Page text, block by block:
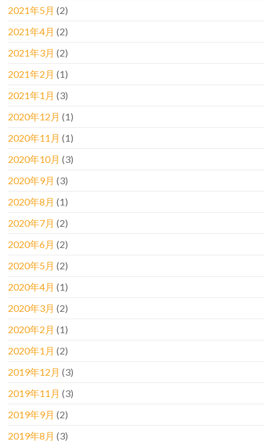
2021年5月 (2)
2021年4月 (2)
2021年3月 (2)
2021年2月 (1)
2021年1月 (3)
2020年12月 (1)
2020年11月 (1)
2020年10月 (3)
2020年9月 (3)
2020年8月 (1)
2020年7月 (2)
2020年6月 (2)
2020年5月 (2)
2020年4月 (1)
2020年3月 (2)
2020年2月 (1)
2020年1月 (2)
2019年12月 (3)
2019年11月 (3)
2019年9月 (2)
2019年8月 (3)